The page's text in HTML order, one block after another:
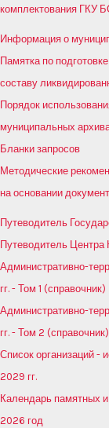
комплектования ГКУ
Информация о
Памятка по
составу
Порядок
муниципальных
Бланки запросов
Методические
на основании
Путеводитель
Путеводитель Центра
Административно-
гг. - Том 1 (справочник)
Административно-
гг. - Том 2 (справочник)
Список организаций -
2029 гг.
Календарь памятных
2026 год